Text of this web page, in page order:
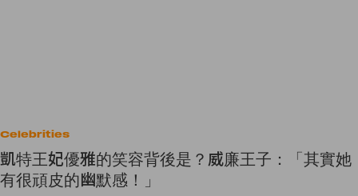
Celebrities
凱特王妃優雅的笑容背後是？威廉王子：「其實她
有很頑皮的幽默感！」